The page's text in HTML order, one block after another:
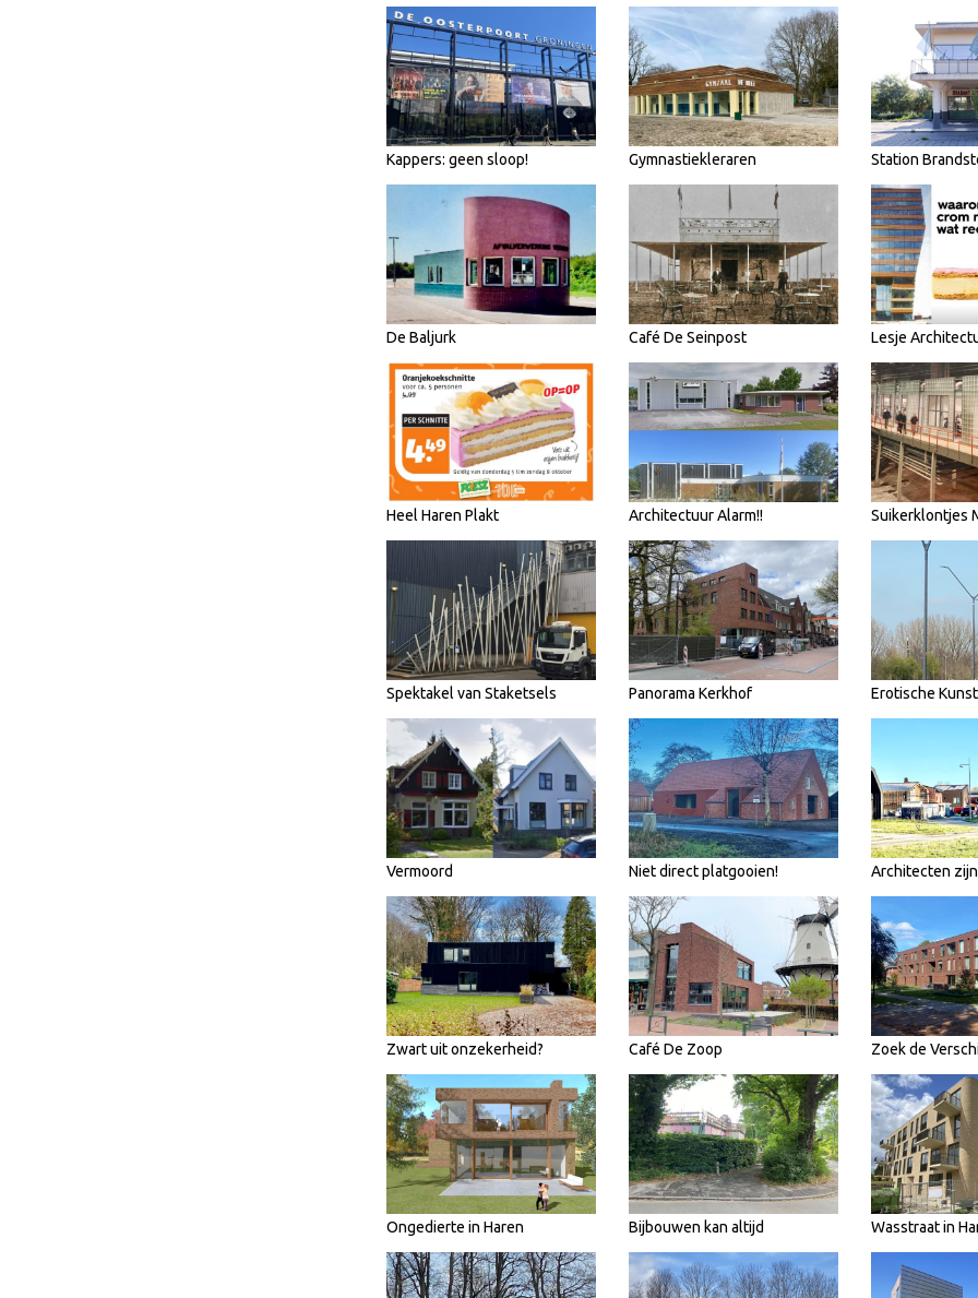
Kappers: geen sloop! Gymnastiekleraren Station
De Baljurk Café De Seinpost Lesje
Heel Haren Plakt Architectuur Alarm!! Suikerklontjes
Spektakel van Staketsels Panorama Kerkhof Erotische Kunst
Vermoord Niet direct platgooien! Architecten
Zwart uit onzekerheid? Café De Zoop Zoek de
Ongedierte in Haren Bijbouwen kan altijd Wasstraat in